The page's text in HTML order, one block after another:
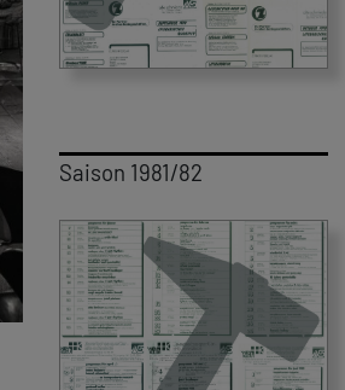
Saison 1981/82